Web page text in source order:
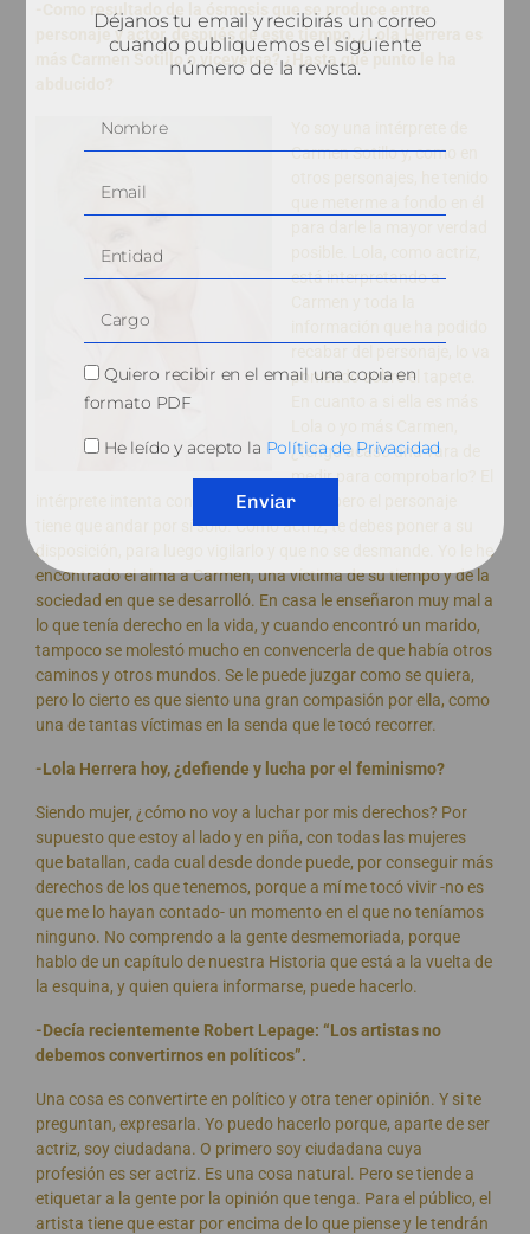
-Como resultado de la ósmosis que se produce entre
personaje y actor, después de este tiempo, ¿Lola Herrera es
más Carmen Sotillo o viceversa? ¿Hasta qué punto le ha
Carmen Sotillo y, como en
está interpretando a
poniendo sobre el tapete.
¿tengo acaso una vara de
medir para comprobarlo? El
intérprete intenta controlar al personaje, pero el personaje
tiene que andar por sí solo. Como actriz, te debes poner a su
disposición, para luego vigilarlo y que no se desmande. Yo le he
encontrado el alma a Carmen, una víctima de su tiempo y de la
sociedad en que se desarrolló. En casa le enseñaron muy mal a
lo que tenía derecho en la vida, y cuando encontró un marido,
tampoco se molestó mucho en convencerla de que había otros
caminos y otros mundos. Se le puede juzgar como se quiera,
pero lo cierto es que siento una gran compasión por ella, como
una de tantas víctimas en la senda que le tocó recorrer.
-Lola Herrera hoy, ¿defiende y lucha por el feminismo?
Siendo mujer, ¿cómo no voy a luchar por mis derechos? Por
supuesto que estoy al lado y en piña, con todas las mujeres
que batallan, cada cual desde donde puede, por conseguir más
derechos de los que tenemos, porque a mí me tocó vivir -no es
que me lo hayan contado- un momento en el que no teníamos
ninguno. No comprendo a la gente desmemoriada, porque
hablo de un capítulo de nuestra Historia que está a la vuelta de
la esquina, y quien quiera informarse, puede hacerlo.
-Decía recientemente Robert Lepage: “Los artistas no
debemos convertirnos en políticos”.
Una cosa es convertirte en político y otra tener opinión. Y si te
preguntan, expresarla. Yo puedo hacerlo porque, aparte de ser
actriz, soy ciudadana. O primero soy ciudadana cuya
profesión es ser actriz. Es una cosa natural. Pero se tiende a
etiquetar a la gente por la opinión que tenga. Para el público, el
artista tiene que estar por encima de lo que piense y le tendrán
Déjanos tu email y recibirás un correo
cuando publiquemos el siguiente
número de la revista.
Quiero recibir en el email una copia en
formato PDF
He leído y acepto la Política de Privacidad
Enviar